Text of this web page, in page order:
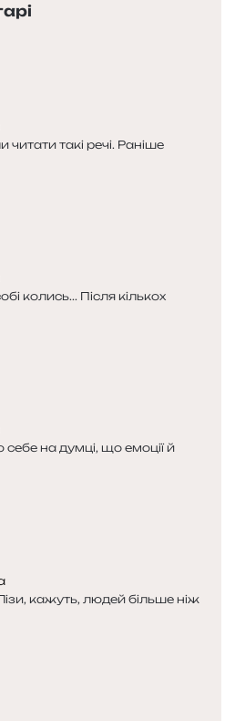
такі речі. Раніше
колись... Після кількох
на думці, що емоції й
кажуть, людей більше ніж